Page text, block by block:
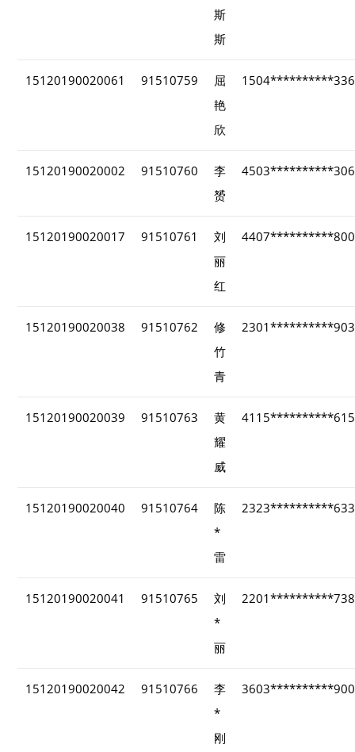
斯
斯
15120190020061 91510759
屈
艳
欣
15120190020002 91510760
李
赟
15120190020017 91510761
刘
丽
红
15120190020038 91510762
修
竹
青
15120190020039 91510763
黄
耀
威
15120190020040 91510764
陈
*
雷
15120190020041 91510765
刘
*
丽
15120190020042 91510766
李
*
刚